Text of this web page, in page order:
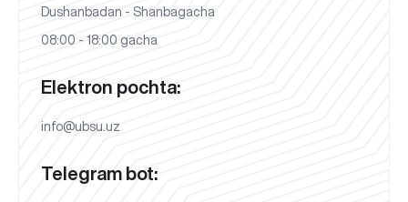
Dushanbadan - Shanbagacha
08:00 - 18:00 gacha
Elektron pochta:
info@ubsu.uz
Telegram bot: